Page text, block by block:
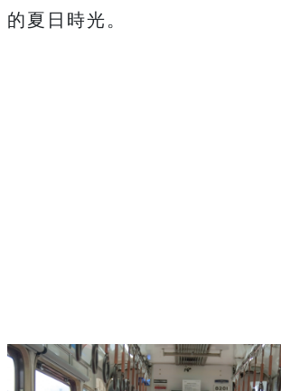
的夏日時光。